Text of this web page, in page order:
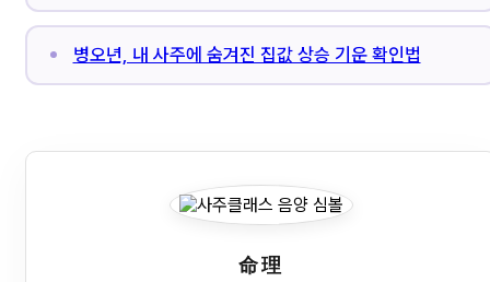
병오년, 내 사주에 숨겨진 집값 상승 기운 확인법
命理